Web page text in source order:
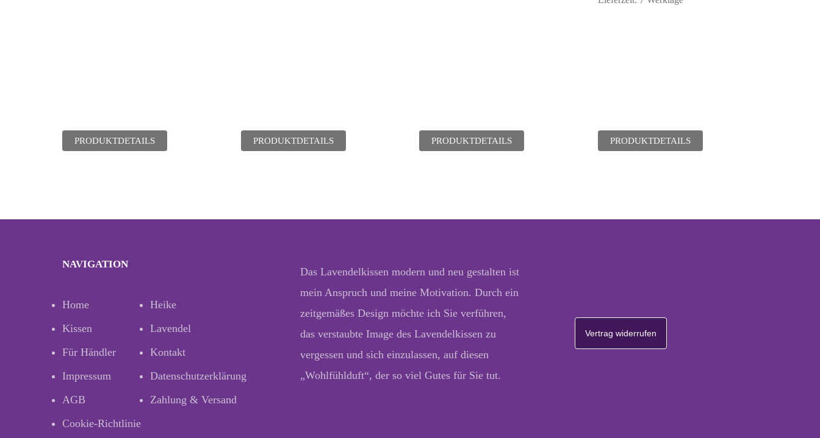
PRODUKTDETAILS PRODUKTDETAILS PRODUKTDETAILS PRODUKTDETAILS
NAVIGATION
Home
Heike
Kissen
Lavendel
Für Händler
Kontakt
Impressum
Datenschutzerklärung
AGB
Zahlung & Versand
Cookie-Richtlinie
Das Lavendelkissen modern und neu gestalten ist
mein Anspruch und meine Motivation. Durch ein
zeitgemäßes Design möchte ich Sie verführen,
das verstaubte Image des Lavendelkissen zu
vergessen und sich einzulassen, auf diesen
„Wohlfühlduft“, der so viel Gutes für Sie tut.
Vertrag widerrufen